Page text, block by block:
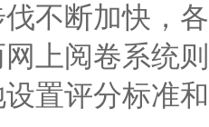
不断加快，
上阅卷系统
置评分标准